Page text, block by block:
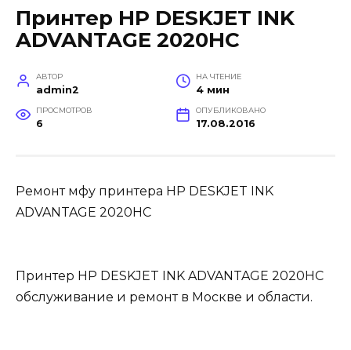
Принтер HP DESKJET INK
ADVANTAGE 2020HC
АВТОР
admin2
НА ЧТЕНИЕ
4 мин
ПРОСМОТРОВ
6
ОПУБЛИКОВАНО
17.08.2016
Ремонт мфу принтера HP DESKJET INK
ADVANTAGE 2020HC
Принтер HP DESKJET INK ADVANTAGE 2020HC
обслуживание и ремонт в Москве и области.